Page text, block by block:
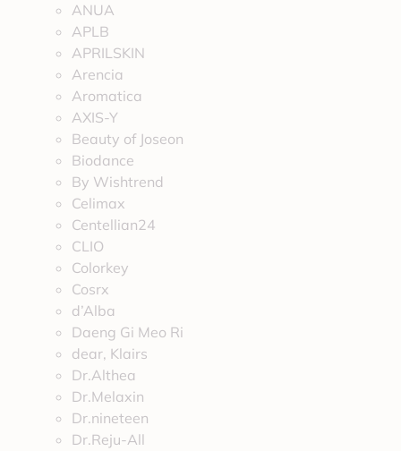
ANUA
APLB
APRILSKIN
Arencia
Aromatica
AXIS-Y
Beauty of Joseon
Biodance
By Wishtrend
Celimax
Centellian24
CLIO
Colorkey
Cosrx
d’Alba
Daeng Gi Meo Ri
dear, Klairs
Dr.Althea
Dr.Melaxin
Dr.nineteen
Dr.Reju-All